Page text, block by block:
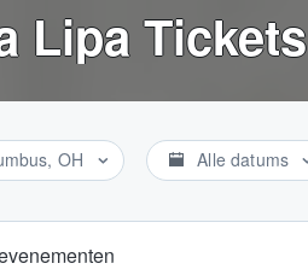
Lipa Tickets
OH Alle datums